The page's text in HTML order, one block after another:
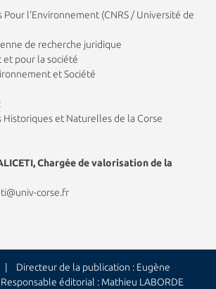
Pour l'Environnement (CNRS / Université de
de recherche juridique
et pour la société
et Société
Historiques et Naturelles de la Corse
Chargée de valorisation de la
corse.fr
| Directeur de la publication : Eugène
éditorial : Mathieu LABORDE